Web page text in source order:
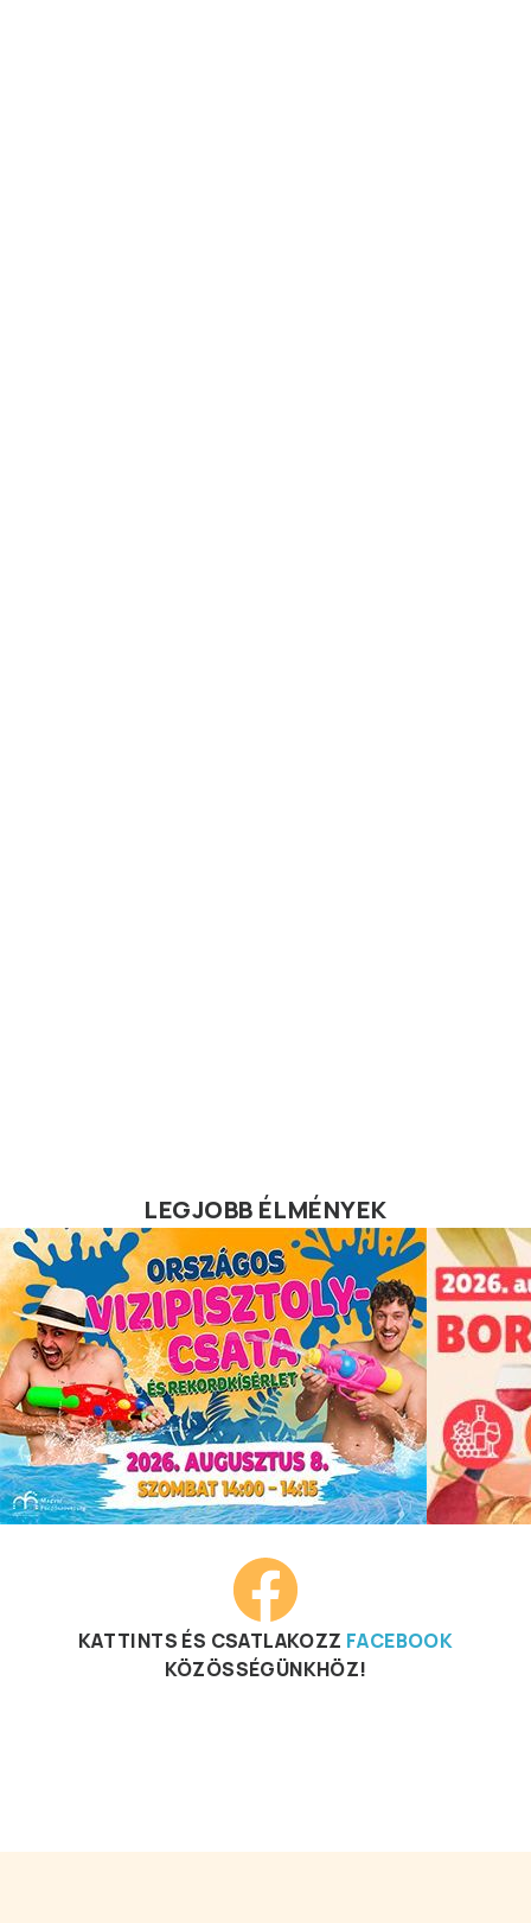
LEGJOBB ÉLMÉNYEK
KATTINTS ÉS CSATLAKOZZ FACEBOOK
KÖZÖSSÉGÜNKHÖZ!